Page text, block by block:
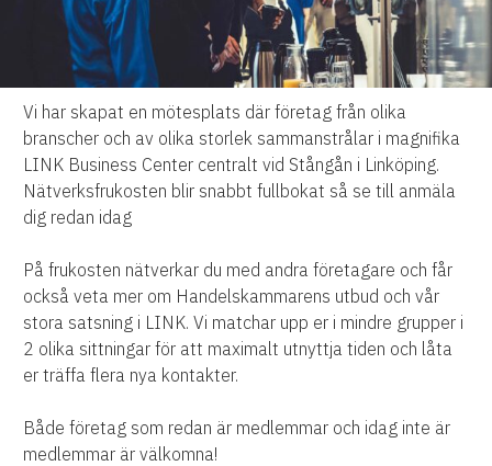
Vi har skapat en mötesplats där företag från olika
branscher och av olika storlek sammanstrålar i magnifika
LINK Business Center centralt vid Stångån i Linköping.
Nätverksfrukosten blir snabbt fullbokat så se till anmäla
dig redan idag
På frukosten nätverkar du med andra företagare och får
också veta mer om Handelskammarens utbud och vår
stora satsning i LINK. Vi matchar upp er i mindre grupper i
2 olika sittningar för att maximalt utnyttja tiden och låta
er träffa flera nya kontakter.
Både företag som redan är medlemmar och idag inte är
medlemmar är välkomna!